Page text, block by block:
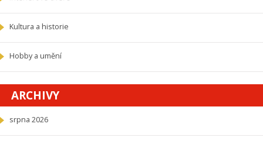
Kultura a historie
Hobby a umění
ARCHIVY
srpna 2026